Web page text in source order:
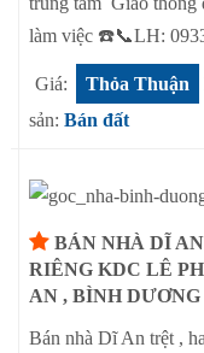
làm việc ☎️📞LH:
Giá: Thỏa Thuận
sản: Bán đất
BÁN NHÀ DĨ
RIÊNG KDC LÊ
AN , BÌNH DƯƠNG
Bán nhà Dĩ An trệt ,